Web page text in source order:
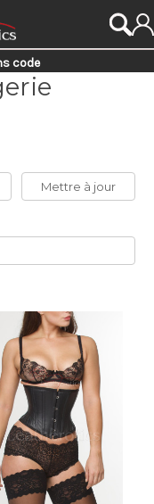
code
Mettre à jour